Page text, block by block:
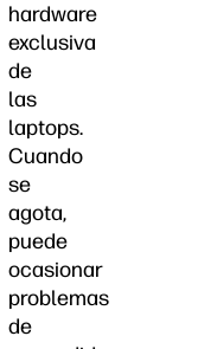
hardware
exclusiva
de
las
laptops.
Cuando
se
agota,
puede
ocasionar
problemas
de